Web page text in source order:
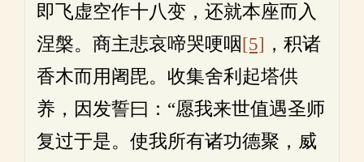
即飞虚空作十八变，还就本座而入
涅槃。商主悲哀啼哭哽咽[5] ，积诸
香木而用阇毘。收集舍利起塔供
养，因发誓曰：“愿我来世值遇圣师
复过于是。使我所有诸功德聚，威